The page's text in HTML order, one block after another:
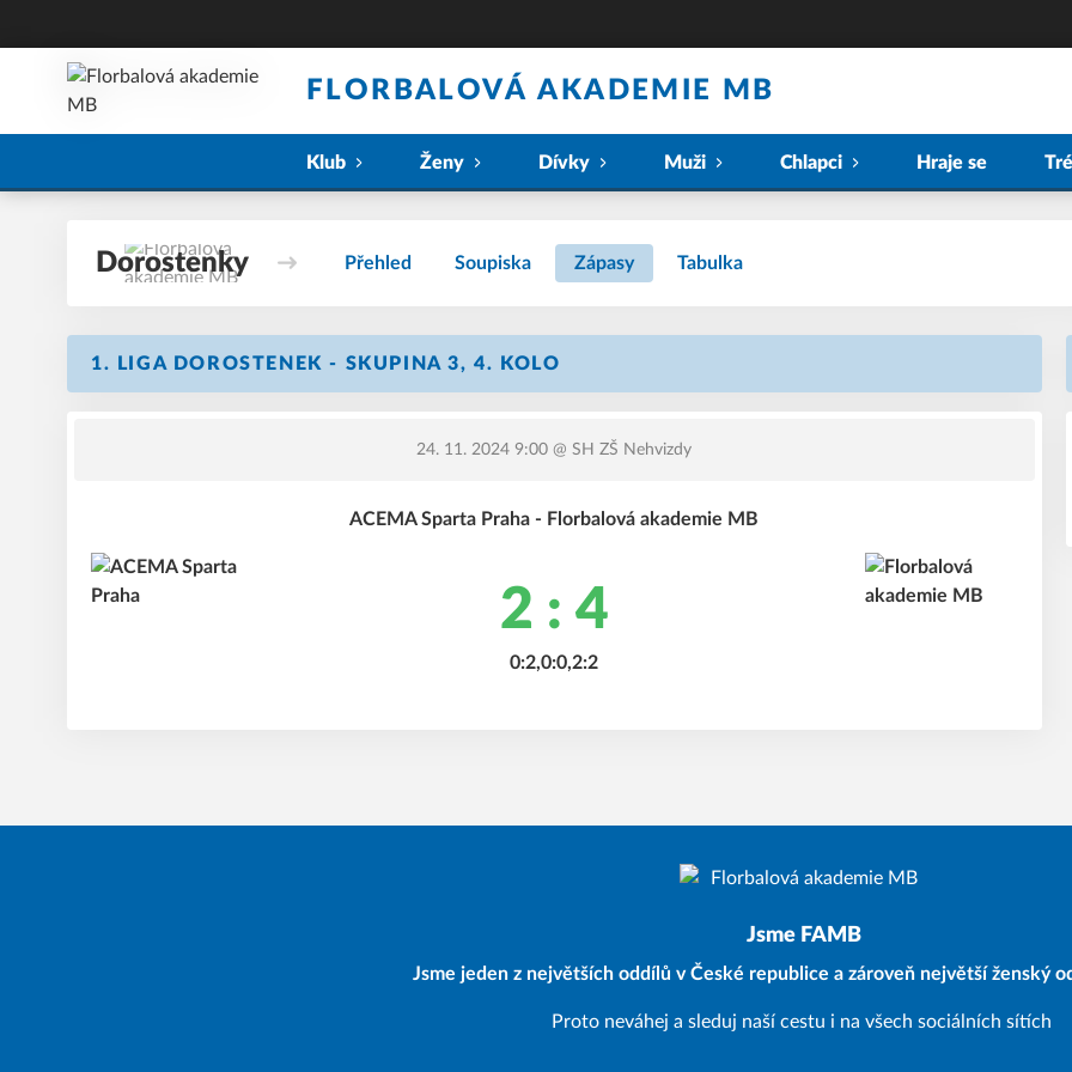
FLORBALOVÁ AKADEMIE MB
Klub Ženy Dívky Muži Chlapci Hraje se
Dorostenky Přehled Soupiska Zápasy Tabulka
1. LIGA DOROSTENEK - SKUPINA 3, 4. KOLO
24. 11. 2024 9:00 @ SH ZŠ Nehvizdy
ACEMA Sparta Praha - Florbalová akademie MB
2 : 4
0:2,0:0,2:2
Jsme FAMB
Jsme jeden z největších oddílů v České republice a zároveň největší ženský
Proto neváhej a sleduj naší cestu i na všech sociálních sítích